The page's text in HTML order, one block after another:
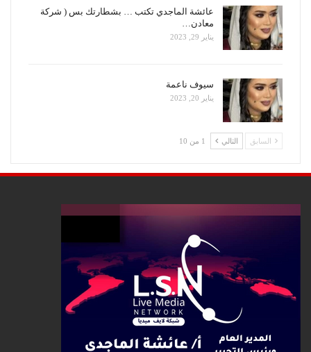
عائشة الماجدي تكتب … بشطارتك بس ( شركة
معادن…
يناير 29, 2023
سيوف ناعمة
يناير 20, 2023
السابق التالي 1 من 10